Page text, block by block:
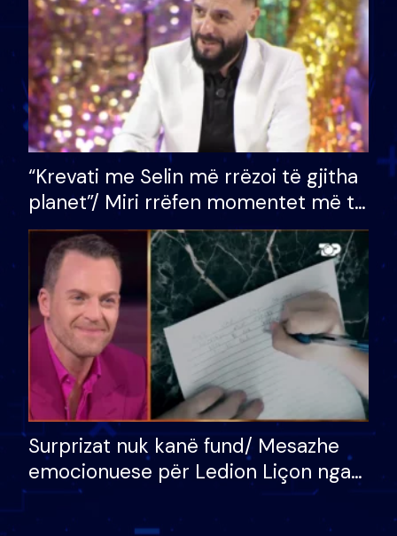
“Krevati me Selin më rrëzoi të gjitha
planet”/ Miri rrëfen momentet më të
bukura në shtëpinë e BB VIP: Do më
mungojë zilja e mëngjesit kur…
Surprizat nuk kanë fund/ Mesazhe
emocionuese për Ledion Liçon nga
nëna dhe fëmijët e tij, moderatori
nuk i mban dot lotët: Nuk meritoj…